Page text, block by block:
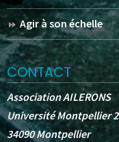
Agir à son échelle
CONTACT
Association AILERONS
Université Montpellier 2
34090 Montpellier